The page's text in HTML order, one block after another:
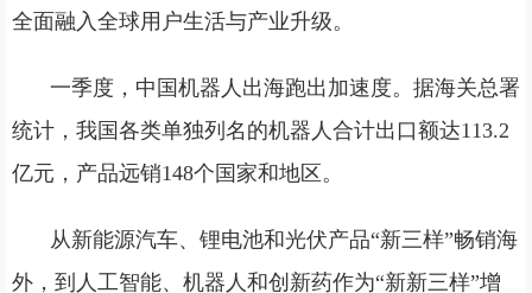
全面融入全球用户生活与产业升级。
一季度，中国机器人出海跑出加速度。据海关总署
统计，我国各类单独列名的机器人合计出口额达113.2
亿元，产品远销148个国家和地区。
从新能源汽车、锂电池和光伏产品“新三样”畅销海
外，到人工智能、机器人和创新药作为“新新三样”增